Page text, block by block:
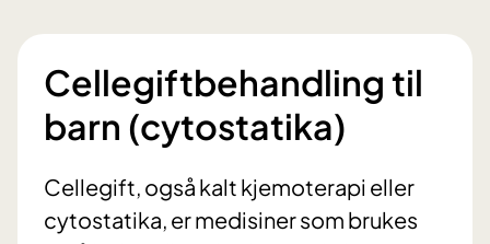
Cellegiftbehandling til
barn (cytostatika)
Cellegift, også kalt kjemoterapi eller
cytostatika, er medisiner som brukes